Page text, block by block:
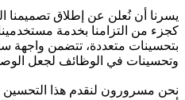
يسرنا أن نُعلن عن إطلاق تصميمنا
كجزء من التزامنا بخدمة
بتحسينات متعددة، تتضمن واجهة
وتحسينات في الوظائف لجعل
نحن مسرورون لنقدم هذا التحسين